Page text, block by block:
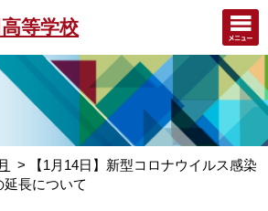
等学校
【1月14日】新型コロナウイルス感染
長について